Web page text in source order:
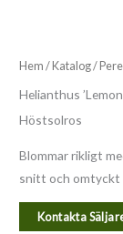
Hem / Katalog/
Helianthus
Höstsolros
Blommar rikligt
snitt och omtyckt
Kontakta